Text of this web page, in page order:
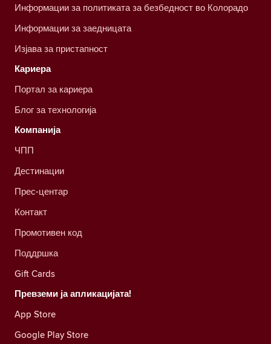
Информации за политиката за безбедност во Колорадо
Информации за заедницата
Изјава за пристапност
Кариера
Портал за кариера
Блог за технологија
Компанија
ЧПП
Дестинации
Прес-центар
Контакт
Промотивен код
Поддршка
Gift Cards
Превземи ја апликацијата!
App Store
Google Play Store